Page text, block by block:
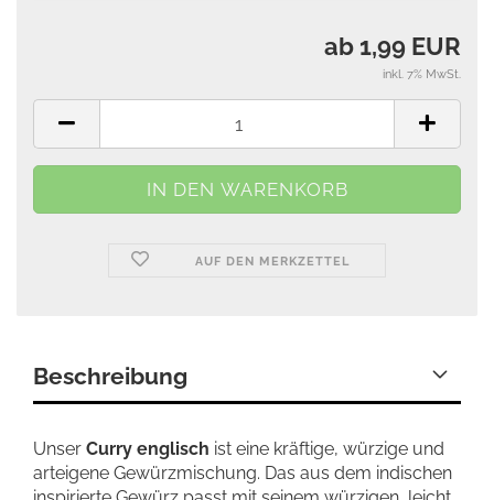
ab 1,99 EUR
inkl. 7% MwSt.
AUF DEN MERKZETTEL
Beschreibung
Unser Curry englisch ist eine kräftige, würzige und
arteigene Gewürzmischung. Das aus dem indischen